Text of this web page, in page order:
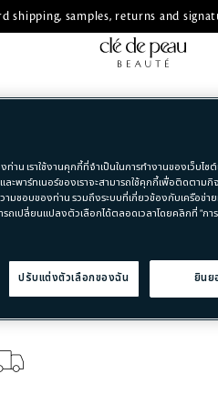
shipping, samples, returns and
ท่าน เราใช้งานคุกกี้ที่จำเป็นในการทำงานของเว็บไ
ละพาร์ทเนอร์ของเราจะสามารถใช้คุกกี้เพื่อติดตาม
มชอบของท่าน รวมถึงระบบที่เกี่ยวข้องกับเครือข่า
รถเปลี่ยนแปลงตัวเลือกได้ตลอดเวลาโดยคลิกที่ "
ปรับแต่งตัวเลือกของฉัน ยินย